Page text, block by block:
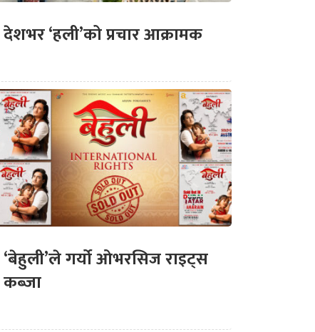
देशभर ‘हली’को प्रचार आक्रामक
‘बेहुली’ले गर्यो ओभरसिज राइट्स
कब्जा